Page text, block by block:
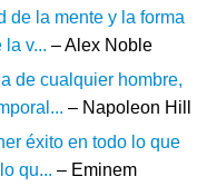
de la mente y la forma
la v... – Alex Noble
de cualquier hombre,
– Napoleon Hill
éxito en todo lo que
qu... – Eminem